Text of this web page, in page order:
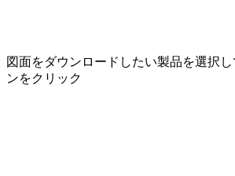
図面をダウンロードしたい製品を選択
ンをクリック